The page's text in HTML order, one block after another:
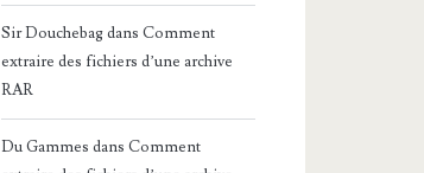
Sir DouchebagdansComment
extraire des fichiers d’une archive
RAR
Du Gammes dansComment